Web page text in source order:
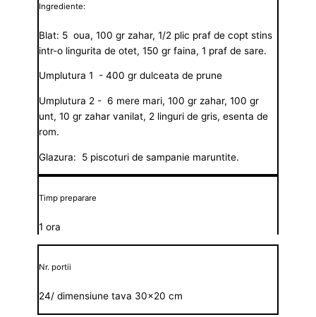
Ingrediente:
Blat: 5 oua, 100 gr zahar, 1/2 plic praf de copt stins
intr-o lingurita de otet, 150 gr faina, 1 praf de sare.
Umplutura 1 - 400 gr dulceata de prune
Umplutura 2 - 6 mere mari, 100 gr zahar, 100 gr
unt, 10 gr zahar vanilat, 2 linguri de gris, esenta de
rom.
Glazura: 5 piscoturi de sampanie maruntite.
Timp preparare
1 ora
Nr. portii
24/ dimensiune tava 30x20 cm